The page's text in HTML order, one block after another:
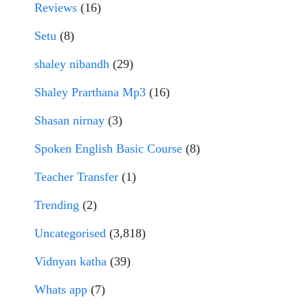
Reviews (16)
Setu (8)
shaley nibandh (29)
Shaley Prarthana Mp3 (16)
Shasan nirnay (3)
Spoken English Basic Course (8)
Teacher Transfer (1)
Trending (2)
Uncategorised (3,818)
Vidnyan katha (39)
Whats app (7)